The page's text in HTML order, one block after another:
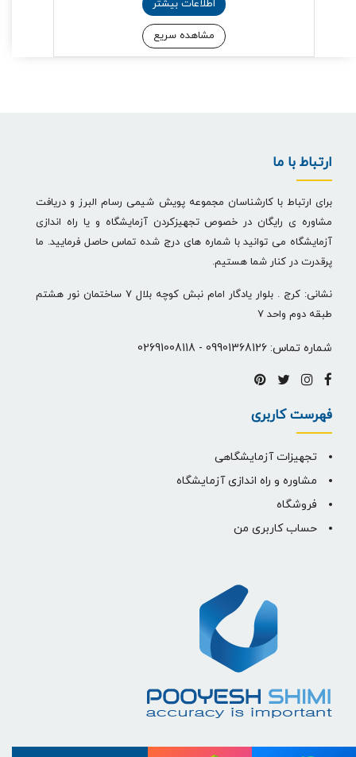
اطلاعات بیشتر
مشاهده سریع
ارتباط با ما
برای ارتباط با کارشناسان مجموعه پویش شیمی رسام البرز و دریافت
مشاوره ی رایگان در خصوص تجهیزکردن آزمایشگاه و یا راه اندازی
آزمایشگاه می توانید با شماره های درج شده تماس حاصل فرمایید. ما
پرقدرت در کنار شما هستیم.
نشانی: کرج . بلوار یادگار امام نبش کوچه بلال 7 ساختمان نور هشتم
طبقه دوم واحد 7
شماره تماس: 09901368126
-
02691008118
فهرست کاربری
تجهیزات آزمایشگاهی
مشاوره و راه اندازی آزمایشگاه
فروشگاه
حساب کاربری من